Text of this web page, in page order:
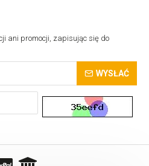
ani promocji, zapisując się do
WYSŁAĆ